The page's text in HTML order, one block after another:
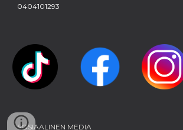
0404101293
SOSIAALINEN MEDIA